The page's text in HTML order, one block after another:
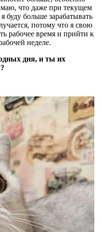
что даже при текущем
буду больше зарабатывать
потому что я свою
рабочее время и прийти к
неделе.
дня, и ты их